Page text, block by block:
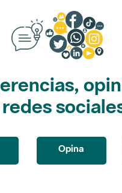
Opina